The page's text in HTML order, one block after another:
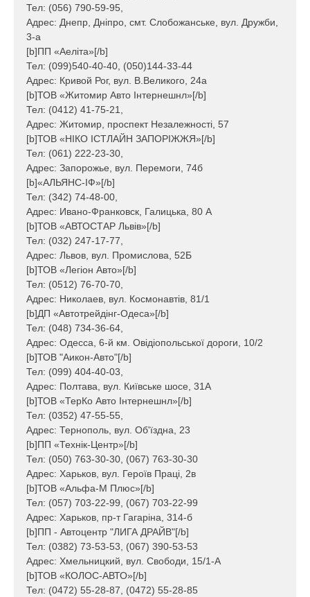
я
Тел: (056) 790-59-95,
Адрес: Днепр, Дніпро, смт. Слобожанське, вул. Дружби,
3-а
[b]ПП «Аеліта»[/b]
Тел: (099)540-40-40, (050)144-33-44
Адрес: Кривой Рог, вул. В.Великого, 24а
[b]ТОВ «Житомир Авто Інтернешнл»[/b]
Тел: (0412) 41-75-21,
Адрес: Житомир, проспект Незалежності, 57
[b]ТОВ «НІКО ІСТЛАЙН ЗАПОРІЖЖЯ»[/b]
Тел: (061) 222-23-30,
Адрес: Запорожье, вул. Перемоги, 74б
[b]«АЛЬЯНС-ІФ»[/b]
Тел: (342) 74-48-00,
Адрес: Ивано-Франковск, Галицька, 80 А
[b]ТОВ «АВТОСТАР Львів»[/b]
Тел: (032) 247-17-77,
Адрес: Львов, вул. Промислова, 52Б
[b]ТОВ «Легіон Авто»[/b]
Тел: (0512) 76-70-70,
Адрес: Николаев, вул. Космонавтів, 81/1
[b]ДП «Автотрейдінг-Одеса»[/b]
Тел: (048) 734-36-64,
Адрес: Одесса, 6-й км. Овідіопольської дороги, 10/2
[b]ТОВ "Аикон-Авто"[/b]
Тел: (099) 404-40-03,
Адрес: Полтава, вул. Київське шосе, 31А
[b]ТОВ «ТерКо Авто Інтернешнл»[/b]
Тел: (0352) 47-55-55,
Адрес: Тернополь, вул. Об'їздна, 23
[b]ПП «Технік-Центр»[/b]
Тел: (050) 763-30-30, (067) 763-30-30
Адрес: Харьков, вул. Героїв Праці, 2в
[b]ТОВ «Альфа-М Плюс»[/b]
Тел: (057) 703-22-99, (067) 703-22-99
Адрес: Харьков, пр-т Гагаріна, 314-б
[b]ПП - Автоцентр "ЛИГА ДРАЙВ"[/b]
Тел: (0382) 73-53-53, (067) 390-53-53
Адрес: Хмельницкий, вул. Свободи, 15/1-А
[b]ТОВ «КОЛОС-АВТО»[/b]
Тел: (0472) 55-28-87, (0472) 55-28-85